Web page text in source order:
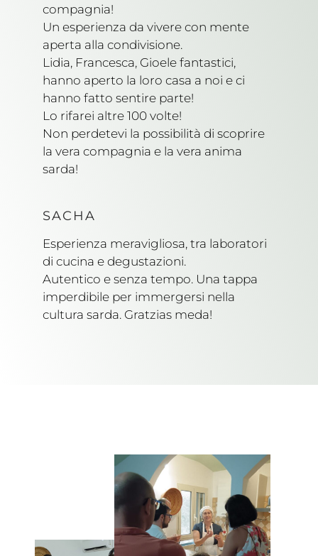
compagnia!
Un esperienza da vivere con mente
aperta alla condivisione.
Lidia, Francesca, Gioele fantastici,
hanno aperto la loro casa a noi e ci
hanno fatto sentire parte!
Lo rifarei altre 100 volte!
Non perdetevi la possibilità di scoprire
la vera compagnia e la vera anima
sarda!
Esperienza meravigliosa, tra laboratori
di cucina e degustazioni.
Autentico e senza tempo. Una tappa
imperdibile per immergersi nella
cultura sarda. Gratzias meda!
SACHA